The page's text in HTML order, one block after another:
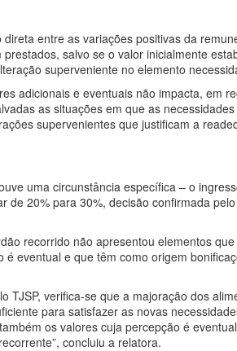
entre as variações positivas da
salvo se o valor inicialmente
superveniente no elemento
adicionais e eventuais não impacta, em
as situações em que as
supervenientes que justificam a
uma circunstância específica – o
de 20% para 30%, decisão confirmada
recorrido não apresentou elementos
eventual e que têm como origem
TJSP, verifica-se que a majoração dos
para satisfazer as novas
os valores cuja percepção é
concluiu a relatora.